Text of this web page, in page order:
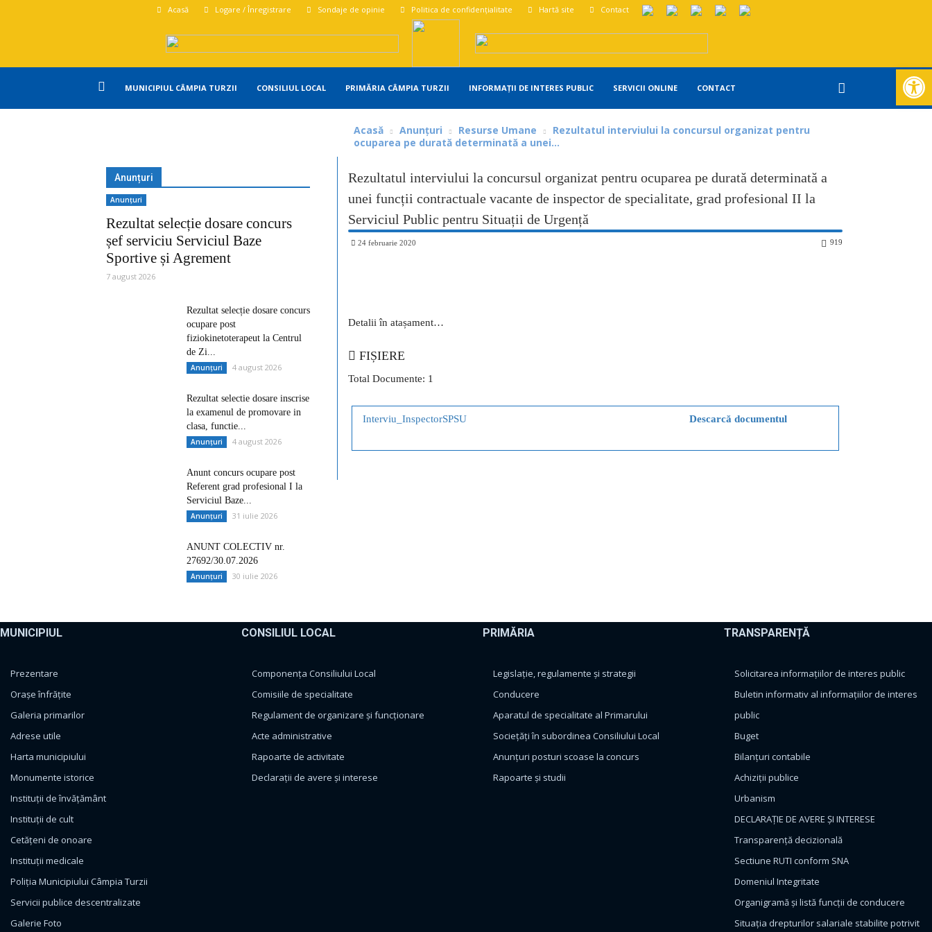
Acasă Logare / Înregistrare Sondaje de opinie Politica de confidențialitate Hartă site Contact
Primăria
Turzii
MUNICIPIUL CÂMPIA TURZII CONSILIUL LOCAL PRIMĂRIA CÂMPIA TURZII INFORMAȚII DE INTERES PUBLIC SERVICII ONLINE CONTACT
Acasă Anunțuri Resurse Umane
Rezultatul interviului la concursul organizat pentru
ocuparea pe durată determinată a unei...
Rezultatul interviului la concursul organizat pentru ocuparea pe durată determinată a
unei funcții contractuale vacante de inspector de specialitate, grad profesional II la
Serviciul Public pentru Situații de Urgență
24 februarie 2020 919
Detalii în atașament…
FIȘIERE
Total Documente: 1
Interviu_InspectorSPSU Descarcă documentul
Anunțuri
Anunțuri
Rezultat selecție dosare concurs
șef serviciu Serviciul Baze
Sportive și Agrement
7 august 2026
Rezultat selecție dosare concurs
ocupare post
fiziokinetoterapeut la Centrul
de Zi...
Anunțuri 4 august 2026
Rezultat selectie dosare inscrise
la examenul de promovare in
clasa, functie...
Anunțuri 4 august 2026
Anunt concurs ocupare post
Referent grad profesional I la
Serviciul Baze...
Anunțuri 31 iulie 2026
ANUNT COLECTIV nr.
27692/30.07.2026
Anunțuri 30 iulie 2026
MUNICIPIUL
Prezentare
Orașe înfrățite
Galeria primarilor
Adrese utile
Harta municipiului
Monumente istorice
Instituții de învățământ
Instituții de cult
Cetățeni de onoare
Instituții medicale
Poliția Municipiului Câmpia Turzii
Servicii publice descentralizate
Galerie Foto
CONSILIUL LOCAL
Componența Consiliului Local
Comisiile de specialitate
Regulament de organizare și funcționare
Acte administrative
Rapoarte de activitate
Declarații de avere și interese
PRIMĂRIA
Legislație, regulamente și strategii
Conducere
Aparatul de specialitate al Primarului
Sociețăți în subordinea Consiliului Local
Anunțuri posturi scoase la concurs
Rapoarte și studii
TRANSPARENȚĂ
Solicitarea informațiilor de interes public
Buletin informativ al informațiilor de interes
public
Buget
Bilanțuri contabile
Achiziții publice
Urbanism
DECLARAȚIE DE AVERE ȘI INTERESE
Transparență decizională
Sectiune RUTI conform SNA
Domeniul Integritate
Organigramă și listă funcții de conducere
Situația drepturilor salariale stabilite potrivit
Deschide